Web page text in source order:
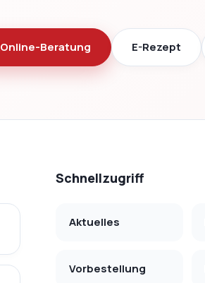
Online-Beratung E-Rezept
Schnellzugriff
Aktuelles
Vorbestellung